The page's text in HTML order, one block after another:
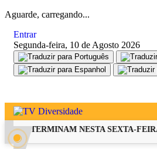
Aguarde, carregando...
Entrar
Segunda-feira, 10 de Agosto 2026
TERMINAM NESTA SEXTA-FEIRA